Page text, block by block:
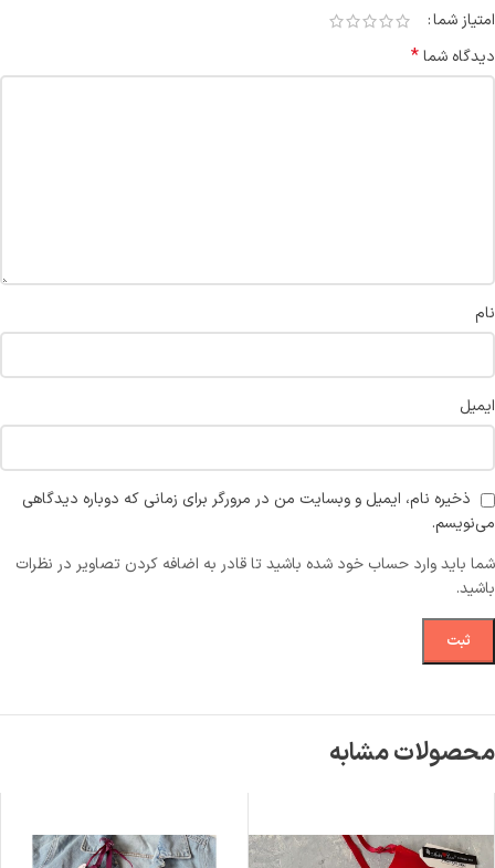
امتیاز شما
دیدگاه شما*
نام
ایمیل
ذخیره نام، ایمیل و وبسایت من در مرورگر برای زمانی که دوباره دیدگاهی
می‌نویسم.
شما باید وارد حساب خود شده باشید تا قادر به اضافه کردن تصاویر در نظرات
باشید.
محصولات مشابه